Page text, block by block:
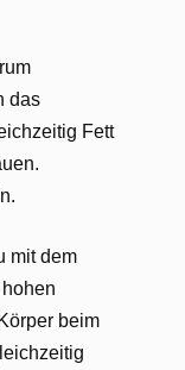
das
Fett
mit dem
beim